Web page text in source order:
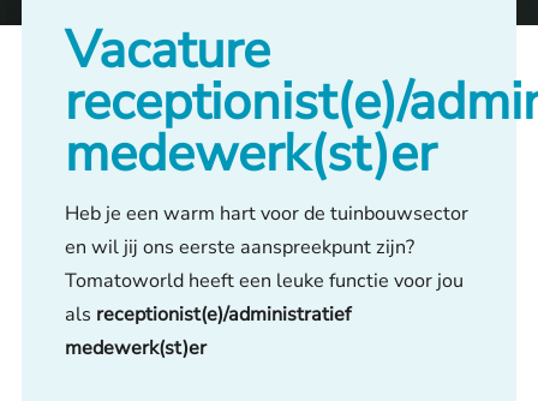
Vacature
receptionist(e)/
medewerk(st)er
Heb je een warm hart voor de tuinbouwsector
en wil jij ons eerste aanspreekpunt zijn?
Tomatoworld heeft een leuke functie voor jou
als receptionist(e)/administratief
medewerk(st)er